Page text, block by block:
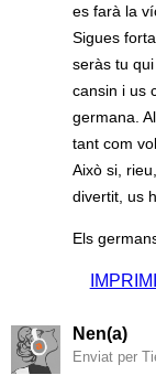
es farà la
Sigues
seràs tu
cansin i us
germana.
tant com
Això si,
divertit, us
Els
Nen(a)
Enviat per